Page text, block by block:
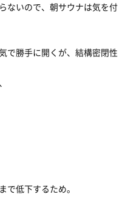
ないので、朝サウナは気を付
で勝手に開くが、結構密閉性
で低下するため。